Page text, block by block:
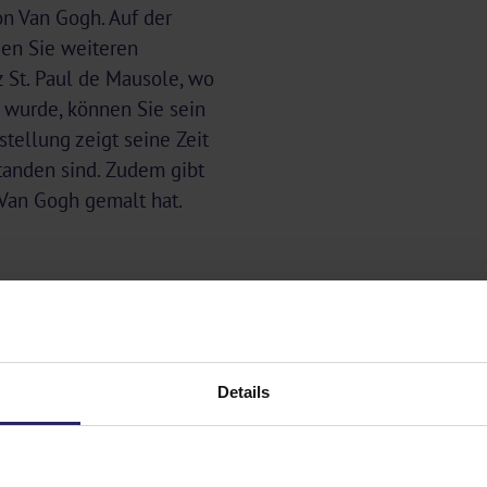
Details
Van Gogh. Auf der
Sie weiteren
Paul de Mausole, wo
können Sie sein
zeigt seine Zeit
sind. Zudem gibt
Gogh gemalt hat.
Die
Burgen,
zu
Die
unter